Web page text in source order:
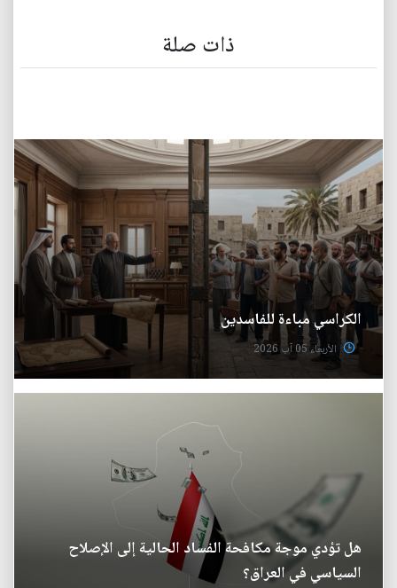
ذات صلة
الكراسي مباءة للفاسدين
الأربعاء 05 آب 2026
هل تؤدي موجة مكافحة الفساد الحالية إلى الإصلاح
السياسي في العراق؟